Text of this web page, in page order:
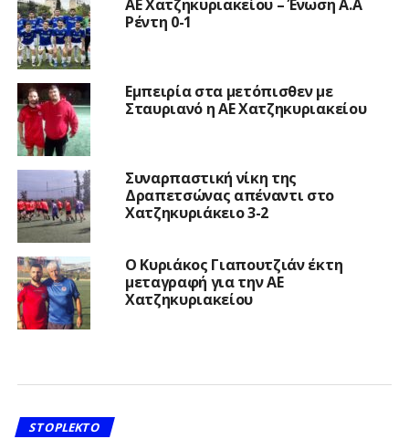
ΑΕ Χατζηκυριακείου – Ένωση Α.Α
Ρέντη 0-1
Εμπειρία στα μετόπισθεν με
Σταυριανό η ΑΕ Χατζηκυριακείου
Συναρπαστική νίκη της
Δραπετσώνας απέναντι στο
Χατζηκυριάκειο 3-2
Ο Κυριάκος Γιαπουτζιάν έκτη
μεταγραφή για την ΑΕ
Χατζηκυριακείου
STOPLEKTO